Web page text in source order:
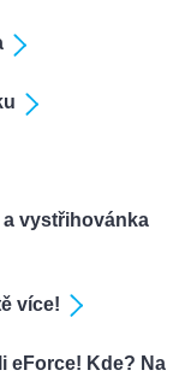
a vystřihovánka
více!
eForce! Kde? Na